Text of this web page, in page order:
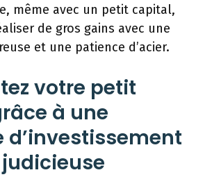
même avec un petit capital,
de gros gains avec une
et une patience d’acier.
votre petit
à une
d’investissement